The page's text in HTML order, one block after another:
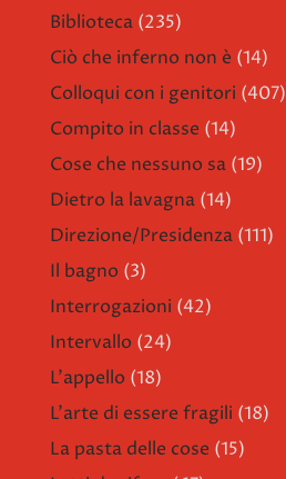
Biblioteca (235)
Ciò che inferno non è (14)
Colloqui con i genitori (407)
Compito in classe (14)
Cose che nessuno sa (19)
Dietro la lavagna (14)
Direzione/Presidenza (111)
Il bagno (3)
Interrogazioni (42)
Intervallo (24)
L'appello (18)
L'arte di essere fragili (18)
La pasta delle cose (15)